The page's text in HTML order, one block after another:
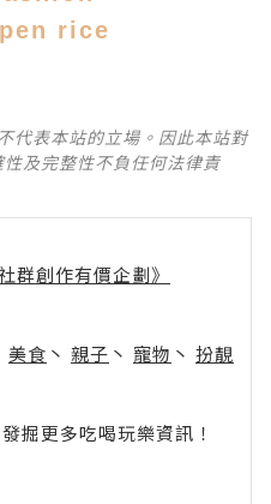
rice
代表本站的立場。因此本站對
及完整性不負任何法律責
群創作有價企劃》
美食 丶 親子 丶 寵物 丶 扮靚
掘更多吃喝玩樂資訊！